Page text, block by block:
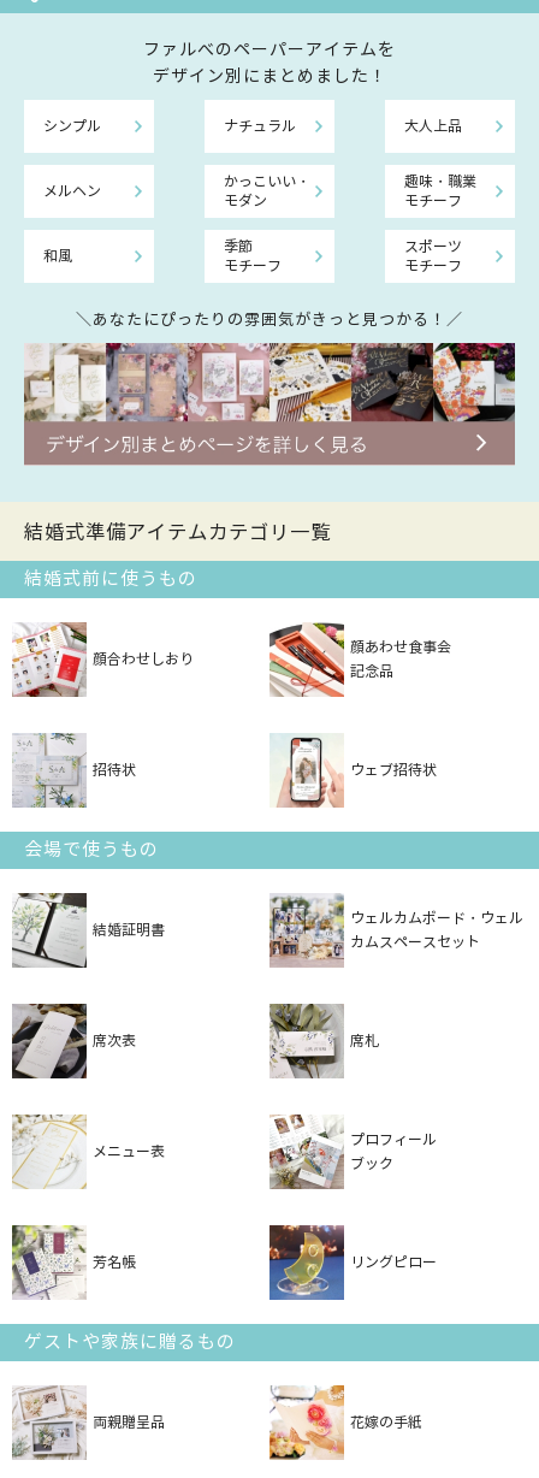
ファルべのペーパーアイテムを
デザイン別にまとめました！
シンプル ナチュラル 大人上品
メルヘン
かっこいい・
モダン
趣味・職業
モチーフ
和風
季節
モチーフ
スポーツ
モチーフ
＼あなたにぴったりの雰囲気がきっと見つかる！／
結婚式準備アイテムカテゴリ一覧
結婚式前に使うもの
顔合わせしおり
顔あわせ食事会
記念品
招待状 ウェブ招待状
会場で使うもの
結婚証明書
ウェルカムボード・ウェル
カムスペースセット
席次表 席札
メニュー表
プロフィール
ブック
芳名帳 リングピロー
ゲストや家族に贈るもの
両親贈呈品 花嫁の手紙